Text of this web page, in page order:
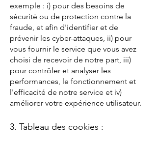
exemple : i) pour des besoins de
sécurité ou de protection contre la
fraude, et afin d'identifier et de
prévenir les cyber-attaques, ii) pour
vous fournir le service que vous avez
choisi de recevoir de notre part, iii)
pour contrôler et analyser les
performances, le fonctionnement et
l'efficacité de notre service et iv)
améliorer votre expérience utilisateur.
3. Tableau des cookies :